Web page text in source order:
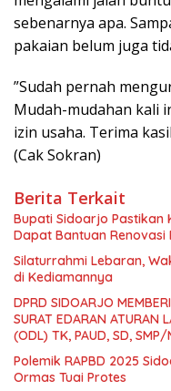
sebenarnya apa.
pakaian belum juga
”Sudah pernah
Mudah-mudahan kali
izin usaha. Terima
(Cak Sokran)
Berita Terkait
Bupati Sidoarjo Pastikan
Dapat Bantuan Renovasi
Silaturrahmi Lebaran,
di Kediamannya
DPRD SIDOARJO
SURAT EDARAN ATURAN
(ODL) TK, PAUD, SD,
Polemik RAPBD 2025
Ormas Tuai Protes